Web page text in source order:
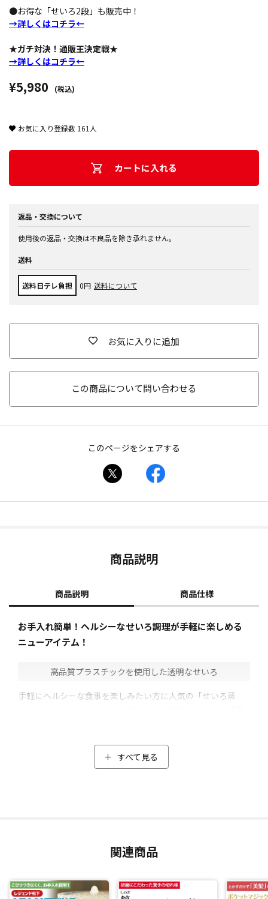
●お得な「せいろ2段」も販売中！
→詳しくはコチラ←
★ガチ対決！通販王決定戦★
→詳しくはコチラ←
¥5,980 (税込)
お気に入り登録数 161 人
カートに入れる
返品・交換について
使用後の返品・交換は不良品を除き承れません。
送料
送料日テレ負担 0円 送料について
お気に入りに追加
この商品について問い合わせる
このページをシェアする
商品説明
商品説明 商品仕様
お手入れ簡単！ヘルシーなせいろ調理が手軽に楽しめる
ニューアイテム！
高品質プラスチックを使用した透明なせいろ
手軽にヘルシーな食事を楽しみたい方に人気の「せいろ蒸
そこで、レジェンド松下プロデュースの「ムテキクリアせい
「熱に強く、こびりつきにくい」のが特徴。そのため面倒な
ま乗せて蒸してもこびりつかずとっても便利。
すべて見る
関連商品